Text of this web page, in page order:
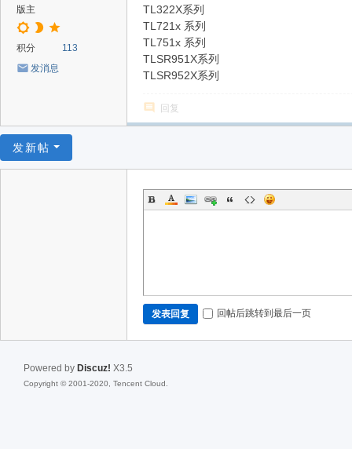
版主
积分
113
发消息
TL322X系列
TL721x 系列
TL751x 系列
TLSR951X系列
TLSR952X系列
回复
发新帖
发表回复 回帖后跳转到最后一页
Powered by Discuz! X3.5
Copyright © 2001-2020, Tencent Cloud.